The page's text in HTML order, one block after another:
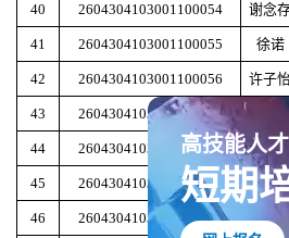
40 2604304103001100054 谢念
41 2604304103001100055 徐诺
42 2604304103001100056 许子
43 2604304103001100057
44 2604304103001100058 杨丰海
45 2604304103001100059 游京
46 2604304103001100060 岳倩雯
高技能人
短期